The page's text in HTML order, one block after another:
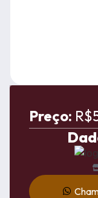
Preço: